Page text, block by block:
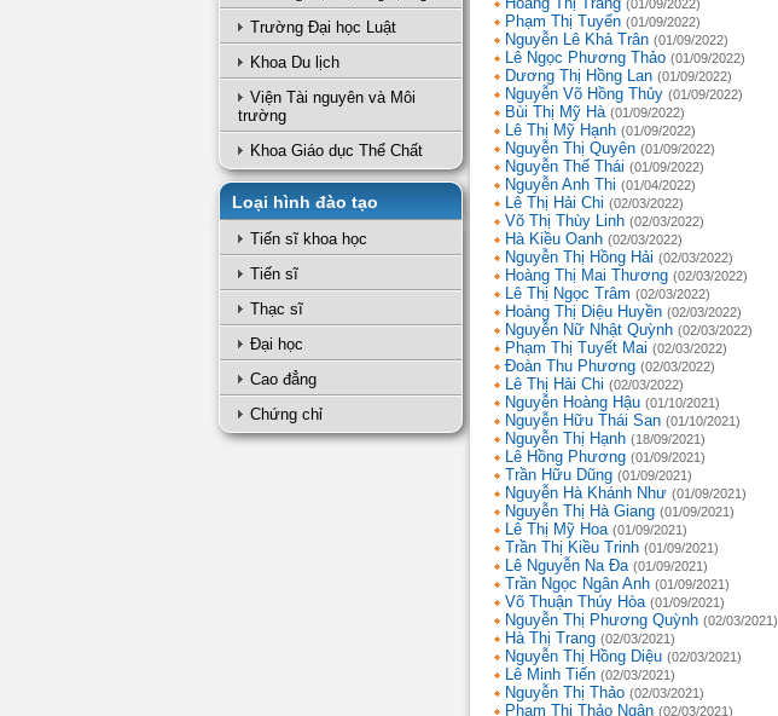
Trường Đại học Luật
Khoa Du lịch
Viện Tài nguyên và Môi
trường
Khoa Giáo dục Thể Chất
Loại hình đào tạo
Tiến sĩ khoa học
Tiến sĩ
Thạc sĩ
Đại học
Cao đẳng
Chứng chỉ
(01/09/2022)
Phạm Thị Tuyến (01/09/2022)
Nguyễn Lê Khả Trân (01/09/2022)
Lê Ngọc Phương Thảo (01/09/2022)
Dương Thị Hồng Lan (01/09/2022)
Nguyễn Võ Hồng Thủy (01/09/2022)
Bùi Thị Mỹ Hà (01/09/2022)
Lê Thị Mỹ Hạnh (01/09/2022)
Nguyễn Thị Quyên (01/09/2022)
Nguyễn Thế Thái (01/09/2022)
Nguyễn Anh Thi (01/04/2022)
Lê Thị Hải Chi (02/03/2022)
Võ Thị Thùy Linh (02/03/2022)
Hà Kiều Oanh (02/03/2022)
Nguyễn Thị Hồng Hải (02/03/2022)
Hoàng Thị Mai Thương (02/03/2022)
Lê Thị Ngọc Trâm (02/03/2022)
Hoàng Thị Diệu Huyền (02/03/2022)
Nguyễn Nữ Nhật Quỳnh (02/03/2022)
Phạm Thị Tuyết Mai (02/03/2022)
Đoàn Thu Phương (02/03/2022)
Lê Thị Hải Chi (02/03/2022)
Nguyễn Hoàng Hậu (01/10/2021)
Nguyễn Hữu Thái San (01/10/2021)
Nguyễn Thị Hạnh (18/09/2021)
Lê Hồng Phương (01/09/2021)
Trần Hữu Dũng (01/09/2021)
Nguyễn Hà Khánh Như (01/09/2021)
Nguyễn Thị Hà Giang (01/09/2021)
Lê Thị Mỹ Hoa (01/09/2021)
Trần Thị Kiều Trinh (01/09/2021)
Lê Nguyễn Na Đa (01/09/2021)
Trần Ngọc Ngân Anh (01/09/2021)
Võ Thuận Thúy Hòa (01/09/2021)
Nguyễn Thị Phương Quỳnh (02/03/2021)
Hà Thị Trang (02/03/2021)
Nguyễn Thị Hồng Diệu (02/03/2021)
Lê Minh Tiến (02/03/2021)
Nguyễn Thị Thảo (02/03/2021)
Phạm Thị Thảo Ngân (02/03/2021)